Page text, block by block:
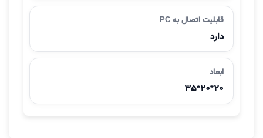
قابلیت اتصال به PC
دارد
ابعاد
20*20*35